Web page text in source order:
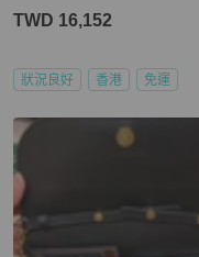
TWD 16,152
狀況良好 香港 免運